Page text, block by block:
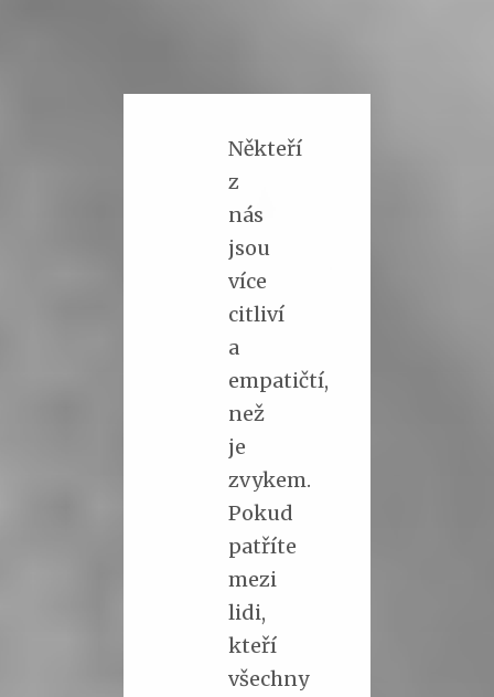
Někteří
z
nás
jsou
více
citliví
a
empatičtí,
než
je
zvykem.
Pokud
patříte
mezi
lidi,
kteří
všechny